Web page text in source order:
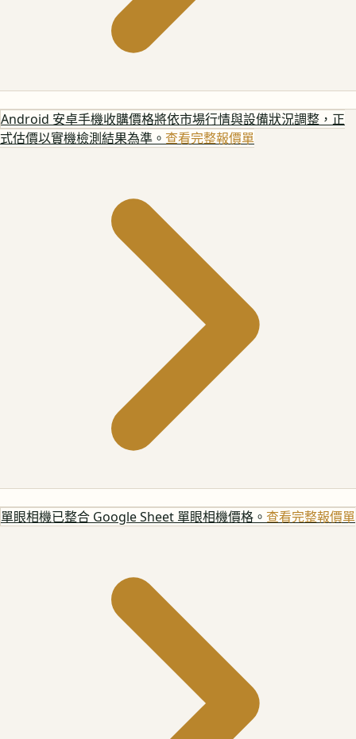
Android 安卓手機收購價格將依市場行情與設備狀況調整，正
式估價以實機檢測結果為準。 查看完整報價單
單眼相機已整合 Google Sheet 單眼相機價格。 查看完整報價單